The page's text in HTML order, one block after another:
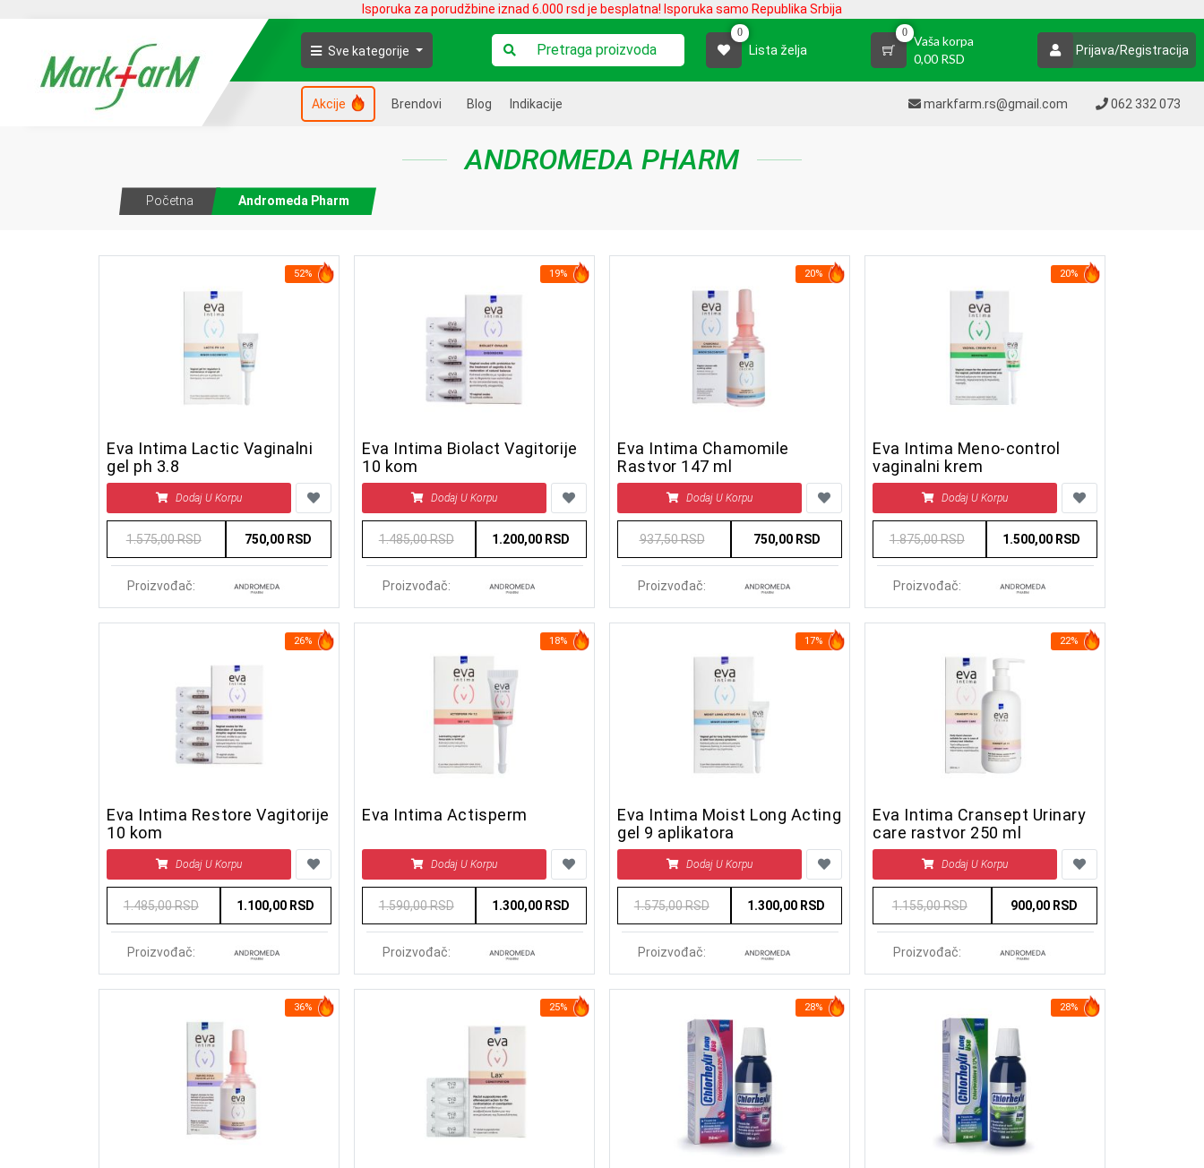
Isporuka za porudžbine iznad 6.000 rsd je besplatna! Isporuka samo Republika Srbija
Sve kategorije
0
Lista želja
0
Vaša korpa
0,00 RSD
Prijava/Registracija
Akcije Brendovi Blog Indikacije markfarm.rs@gmail.com 062 332 073
ANDROMEDA PHARM
Početna Andromeda Pharm
52%
Eva Intima Lactic Vaginalni
gel ph 3.8
Dodaj U Korpu
1.575,00 RSD 750,00 RSD
Proizvođač:
19%
Eva Intima Biolact Vagitorije
10 kom
Dodaj U Korpu
1.485,00 RSD 1.200,00 RSD
Proizvođač:
20%
Eva Intima Chamomile
Rastvor 147 ml
Dodaj U Korpu
937,50 RSD 750,00 RSD
Proizvođač:
20%
Eva Intima Meno-control
vaginalni krem
Dodaj U Korpu
1.875,00 RSD 1.500,00 RSD
Proizvođač:
26%
Eva Intima Restore Vagitorije
10 kom
Dodaj U Korpu
1.485,00 RSD 1.100,00 RSD
Proizvođač:
18%
Eva Intima Actisperm
Dodaj U Korpu
1.590,00 RSD 1.300,00 RSD
Proizvođač:
17%
Eva Intima Moist Long Acting
gel 9 aplikatora
Dodaj U Korpu
1.575,00 RSD 1.300,00 RSD
Proizvođač:
22%
Eva Intima Cransept Urinary
care rastvor 250 ml
Dodaj U Korpu
1.155,00 RSD 900,00 RSD
Proizvođač:
36% 25% 28% 28%